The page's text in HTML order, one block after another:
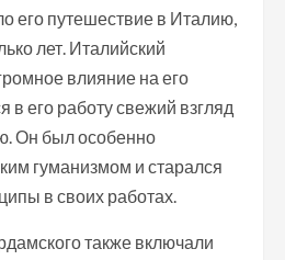
его путешествие в Италию,
лет. Италийский
влияние на его
его работу свежий взгляд
Он был особенно
гуманизмом и старался
в своих работах.
также включали